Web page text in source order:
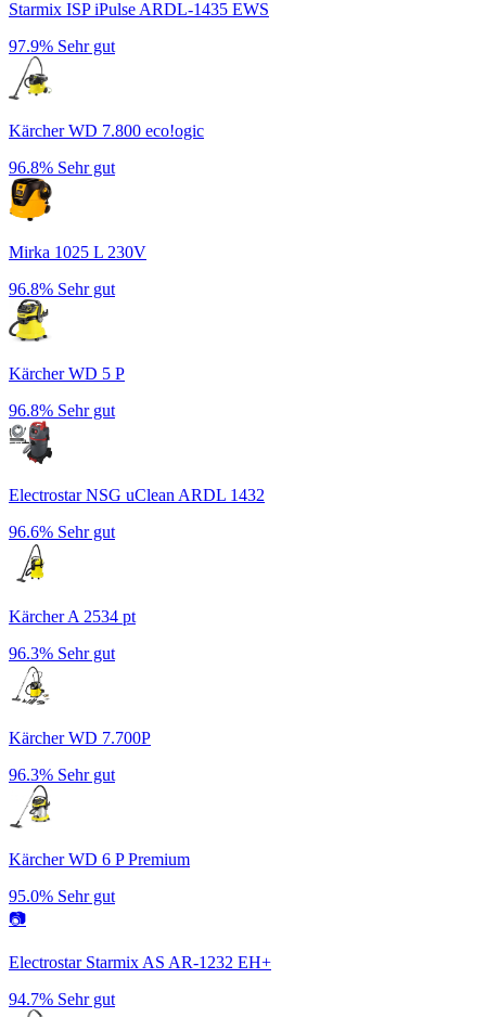
Starmix ISP iPulse ARDL-1435 EWS
97.9% Sehr gut
Kärcher WD 7.800 eco!ogic
96.8% Sehr gut
Mirka 1025 L 230V
96.8% Sehr gut
Kärcher WD 5 P
96.8% Sehr gut
Electrostar NSG uClean ARDL 1432
96.6% Sehr gut
Kärcher A 2534 pt
96.3% Sehr gut
Kärcher WD 7.700P
96.3% Sehr gut
Kärcher WD 6 P Premium
95.0% Sehr gut
📷
Electrostar Starmix AS AR-1232 EH+
94.7% Sehr gut